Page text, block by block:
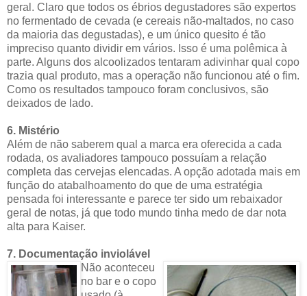
geral. Claro que todos os ébrios degustadores são expertos
no fermentado de cevada (e cereais não-maltados, no caso
da maioria das degustadas), e um único quesito é tão
impreciso quanto dividir em vários. Isso é uma polêmica à
parte. Alguns dos alcoolizados tentaram adivinhar qual copo
trazia qual produto, mas a operação não funcionou até o fim.
Como os resultados tampouco foram conclusivos, são
deixados de lado.
6. Mistério
Além de não saberem qual a marca era oferecida a cada
rodada, os avaliadores tampouco possuíam a relação
completa das cervejas elencadas. A opção adotada mais em
função do atabalhoamento do que de uma estratégia
pensada foi interessante e parece ter sido um rebaixador
geral de notas, já que todo mundo tinha medo de dar nota
alta para Kaiser.
7. Documentação inviolável
Não aconteceu
no bar e o copo